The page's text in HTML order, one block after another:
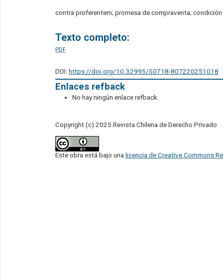
contra proferentem; promesa de compraventa;
Texto completo:
PDF
DOI: https://doi.org/10.32995/S0718-807220251018
Enlaces refback
No hay ningún enlace refback.
Copyright (c) 2025 Revista Chilena de Derecho Privado
Este obra está bajo una licencia de Creative Commons